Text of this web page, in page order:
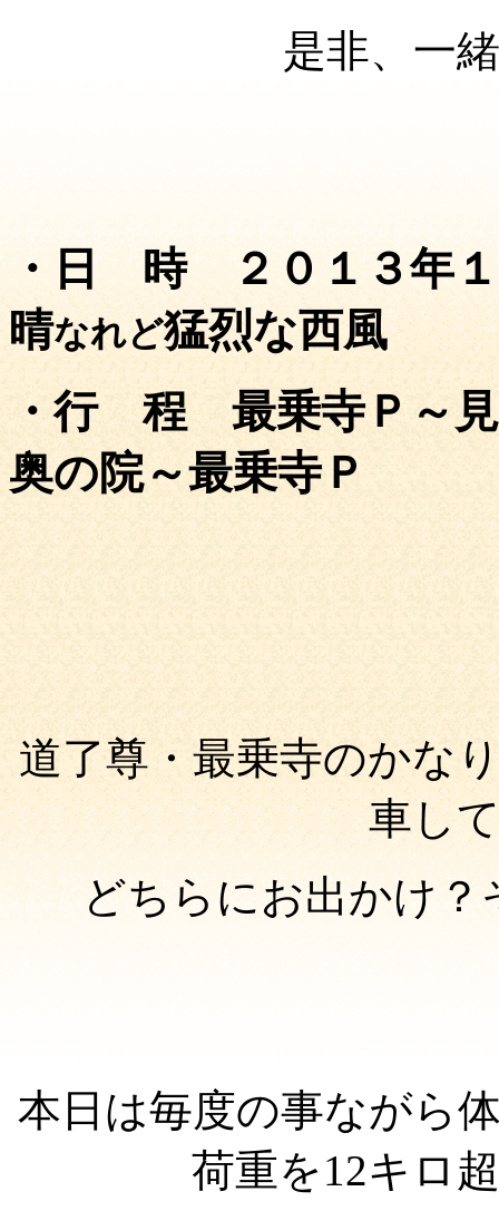
是非、一
・日 時 ２０１３年１
晴なれど猛烈な西風
・行 程 最乗寺Ｐ～見
奥の院～最乗寺Ｐ
道了尊・最乗寺のかな
車し
どちらにお出かけ
本日は毎度の事ながら
荷重を12キロ